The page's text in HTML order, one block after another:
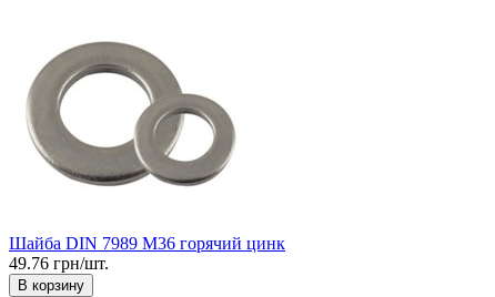
Шайба DIN 7989 М36 горячий цинк
49.76 грн/шт.
В корзину